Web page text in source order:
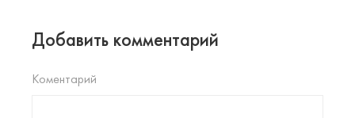
Добавить комментарий
Коментарий